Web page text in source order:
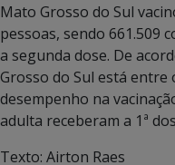
Mato Grosso do Sul
pessoas, sendo 661.509
a segunda dose. De
Grosso do Sul está
desempenho na
adulta receberam a 1ª
Texto: Airton Raes